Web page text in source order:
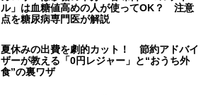
ル」は血糖値高めの人が使ってOK？ 注意
点を糖尿病専門医が解説
夏休みの出費を劇的カット！ 節約アドバイ
ザーが教える「0円レジャー」と“おうち外
食”の裏ワザ